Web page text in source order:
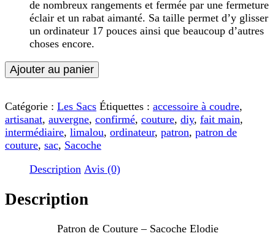
de nombreux rangements et fermée par une fermeture
éclair et un rabat aimanté. Sa taille permet d’y glisser
un ordinateur 17 pouces ainsi que beaucoup d’autres
choses encore.
quantité
de
de
Couture
-
Sacoche
papier
Ajouter au panier
Catégorie : Les Sacs Étiquettes : accessoire à coudre,
artisanat, auvergne, confirmé, couture, diy, fait main,
intermédiaire, limalou, ordinateur, patron, patron de
couture, sac, Sacoche
Description Avis (0)
Description
Patron de Couture – Sacoche Elodie